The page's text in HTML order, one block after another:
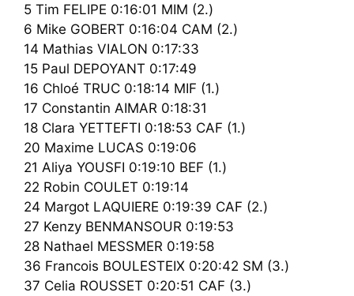
5 Tim FELIPE 0:16:01 MIM (2.)
6 Mike GOBERT 0:16:04 CAM (2.)
14 Mathias VIALON 0:17:33
15 Paul DEPOYANT 0:17:49
16 Chloé TRUC 0:18:14 MIF (1.)
17 Constantin AIMAR 0:18:31
18 Clara YETTEFTI 0:18:53 CAF (1.)
20 Maxime LUCAS 0:19:06
21 Aliya YOUSFI 0:19:10 BEF (1.)
22 Robin COULET 0:19:14
24 Margot LAQUIERE 0:19:39 CAF (2.)
27 Kenzy BENMANSOUR 0:19:53
28 Nathael MESSMER 0:19:58
36 Francois BOULESTEIX 0:20:42 SM (3.)
37 Celia ROUSSET 0:20:51 CAF (3.)